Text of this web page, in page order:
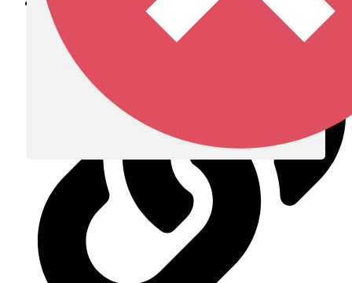
Diócesis de Zipaquirá